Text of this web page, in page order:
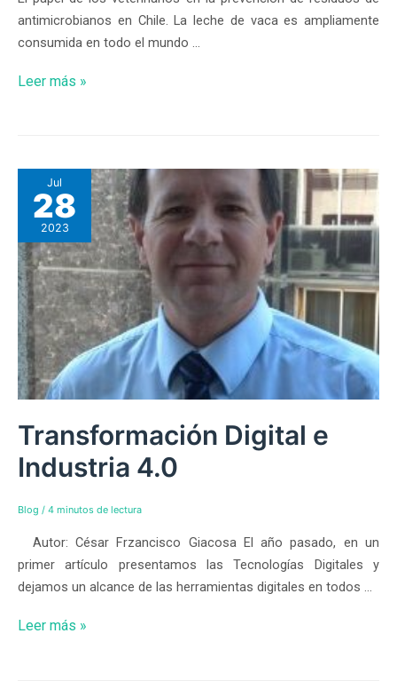
antimicrobianos en Chile. La leche de vaca es ampliamente
consumida en todo el mundo …
Leer más »
Jul
28
2023
Transformación Digital e
Industria 4.0
Blog / 4 minutos de lectura
Autor: César Frzancisco Giacosa El año pasado, en un
primer artículo presentamos las Tecnologías Digitales y
dejamos un alcance de las herramientas digitales en todos …
Leer más »